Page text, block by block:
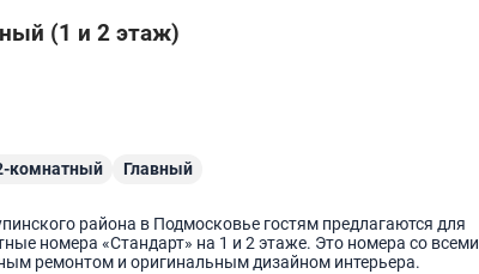
(1 и 2 этаж)
комнатный Главный
района в Подмосковье гостям предлагаются для
номера «Стандарт» на 1 и 2 этаже. Это номера со всеми
ремонтом и оригинальным дизайном интерьера.